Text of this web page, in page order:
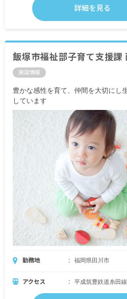
詳細を見る
飯塚市福祉部子育て支援課
施設情報
豊かな感性を育て、仲間を大切にし
しています
勤務地 福岡県田川市
アクセス 平成筑豊鉄道糸田